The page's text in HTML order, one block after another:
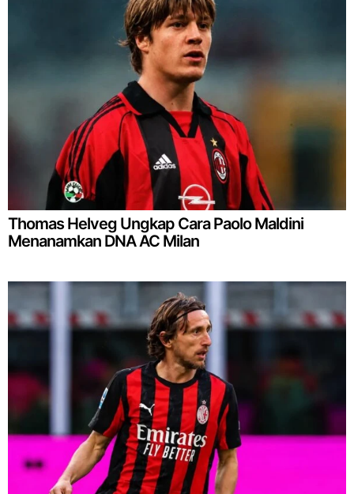
Thomas Helveg Ungkap Cara Paolo Maldini
Menanamkan DNA AC Milan